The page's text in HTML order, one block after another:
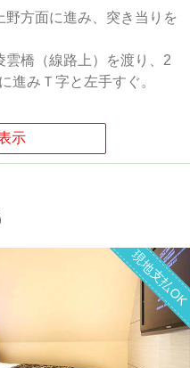
野方面に進み、突き当りを
雲橋（線路上）を渡り、2
進みＴ字と左手すぐ。
現地支払OK